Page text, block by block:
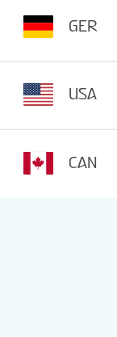
GER
USA
CAN